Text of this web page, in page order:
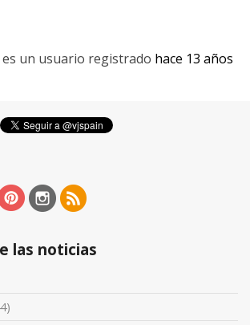
un usuario registrado hace 13 años
las noticias